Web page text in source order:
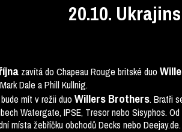
20.10.
zavítá do Chapeau Rouge britské duo
Dale a Phill Kullnig.
mít v režii duo Willers Brothers. Bratři
Watergate, IPSE, Tresor nebo Sisyphos.
místa žebříčku obchodů Decks nebo Deejay.de.